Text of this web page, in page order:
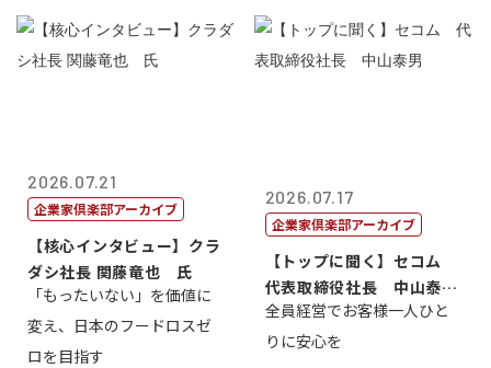
2026.07.21
企業家倶楽部アーカイブ
【核心インタビュー】クラ
ダシ社長 関藤竜也 氏
「もったいない」を価値に
変え、日本のフードロスゼ
ロを目指す
2026.07.17
企業家倶楽部アーカイブ
【トップに聞く】セコム
代表取締役社長 中山泰
男
全員経営でお客様一人ひと
りに安心を